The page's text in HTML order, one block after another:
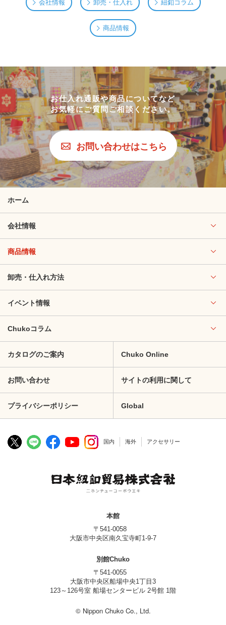
会社情報 卸売・仕入れ 紐釦コラム
商品情報
お仕入れ通販や商品についてなど
お気軽にご質問ご相談ください。
お問い合わせはこちら
ホーム
会社情報
商品情報
卸売・仕入れ方法
イベント情報
Chukoコラム
カタログのご案内 Chuko Online
お問い合わせ サイトの利用に関して
プライバシーポリシー Global
国内 海外 アクセサリー
本館
〒541-0058
大阪市中央区南久宝寺町1-9-7
別館Chuko
〒541-0055
大阪市中央区船場中央1丁目3
123～126号室 船場センタービル 2号館 1階
© Nippon Chuko Co., Ltd.